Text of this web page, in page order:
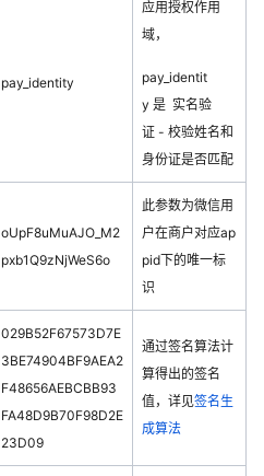
pay_identity
应用授权作用
域，
pay_identit
y 是 实名验
证 - 校验姓名和
身份证是否匹配
oUpF8uMuAJO_M2
pxb1Q9zNjWeS6o
此参数为微信用
户在商户对应ap
pid下的唯一标
识
029B52F67573D7E
3BE74904BF9AEA2
F48656AEBCBB93
FA48D9B70F98D2E
23D09
通过签名算法计
算得出的签名
值，详见签名生
成算法